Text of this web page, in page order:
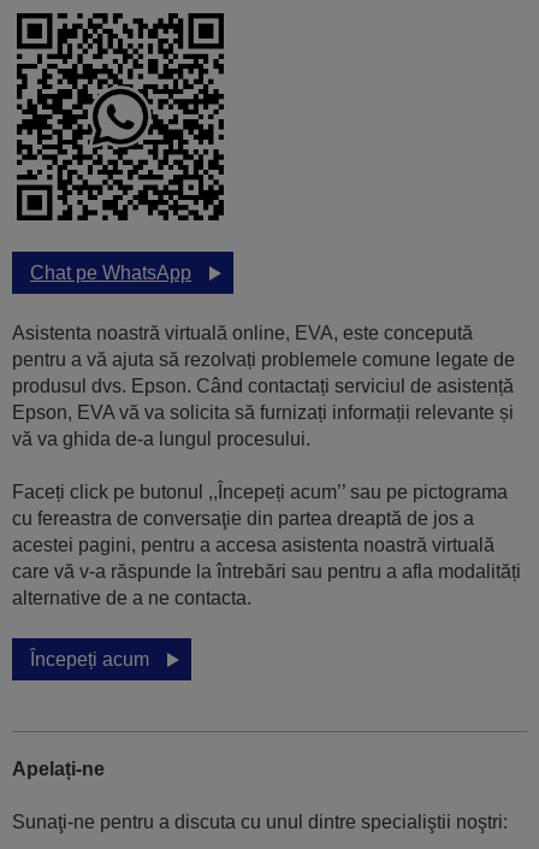
Chat pe WhatsApp
Asistenta noastră virtuală online, EVA, este concepută
pentru a vă ajuta să rezolvați problemele comune legate de
produsul dvs. Epson. Când contactați serviciul de asistență
Epson, EVA vă va solicita să furnizați informații relevante și
vă va ghida de-a lungul procesului.
Faceți click pe butonul ,,Începeți acum’’ sau pe pictograma
cu fereastra de conversaţie din partea dreaptă de jos a
acestei pagini, pentru a accesa asistenta noastră virtuală
care vă v-a răspunde la întrebări sau pentru a afla modalități
alternative de a ne contacta.
Începeți acum
Apelați-ne
Sunaţi-ne pentru a discuta cu unul dintre specialiştii noştri: